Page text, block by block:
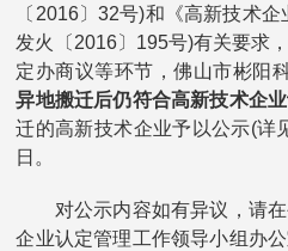
〔2016〕32号)和《高新技术
发火〔2016〕195号)有关要求
定办商议等环节，佛山市彬阳
异地搬迁后仍符合高新技术企
迁的高新技术企业予以公示(详
日。
对公示内容如有异议，请在
企业认定管理工作领导小组办